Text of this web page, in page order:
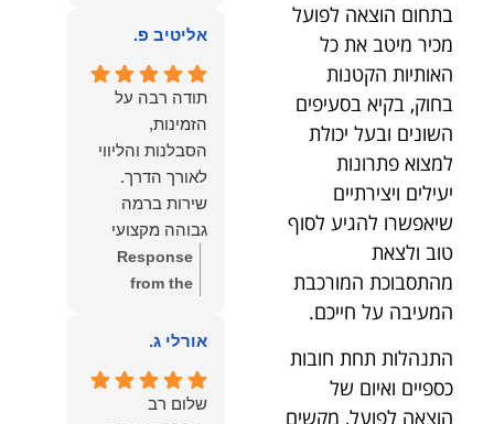
בתחום הוצאה לפועל
מכיר מיטב את כל
האותיות הקטנות
בחוק, בקיא בסעיפים
השונים ובעל יכולת
למצוא פתרונות
יעילים ויצירתיים
שיאפשרו להגיע לסוף
טוב ולצאת
מהתסבוכת המורכבת
המעיבה על חייכם.
התנהלות תחת חובות
כספיים ואיום של
הוצאה לפועל, מקשים
הלב הרבה
הצלחה, ברכה
ובשורות טובות.
שמעון האן
משרד עורכי דין
ונוטריון
תחושת ביטחון
התהליך.
המקצועיות,
הסבלנות,
היסודיות
והאכפתיות שלו
בלטו מהרגע
הראשון. הרגשתי
שיש לי על מי
לסמוך, ואני
הלב לכל מי
שמחפש עורך דין
מקצועי, אמין
הוא שלנו, נעמוד
ולשירותך בכל
עת גם בהמשך.
שמעון האן
משרד עורכי דין
ונוטריון
אליטיב פ.
תודה רבה על
הזמינות,
הסבלנות והליווי
שירות ברמה
גבוהה מקצועי
ואמין.
Response
from the
הוא שלנו.
אורלי ג.
שלום רב